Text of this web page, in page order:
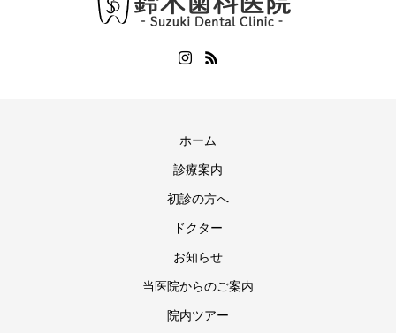
ホーム
診療案内
初診の方へ
ドクター
お知らせ
当医院からのご案内
院内ツアー